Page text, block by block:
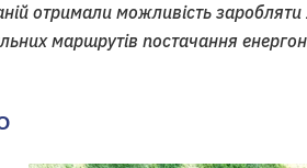
отримали можливість заробляти
маршрутів постачання